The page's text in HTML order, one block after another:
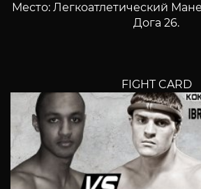
Место: Легкоатлетический
Дога 26.
FIGHT CARD